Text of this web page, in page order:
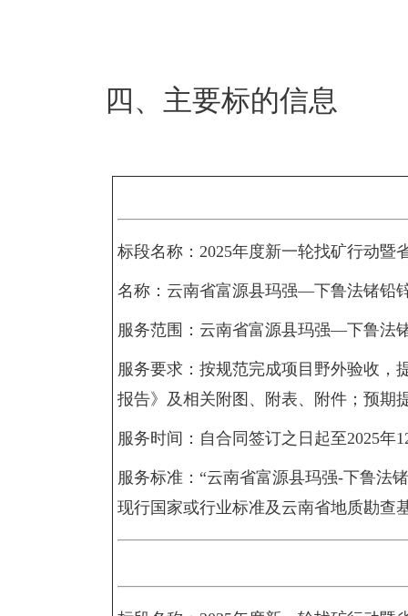
四、主要标的信息
标段名称：2025年度新一轮找矿行动暨
名称：云南省富源县玛强—下鲁法锗铅
服务范围：云南省富源县玛强—下鲁法
服务要求：按规范完成项目野外验收，
报告》及相关附图、附表、附件；预期
服务时间：自合同签订之日起至2025年
服务标准：“云南省富源县玛强-下鲁法
现行国家或行业标准及云南省地质勘查